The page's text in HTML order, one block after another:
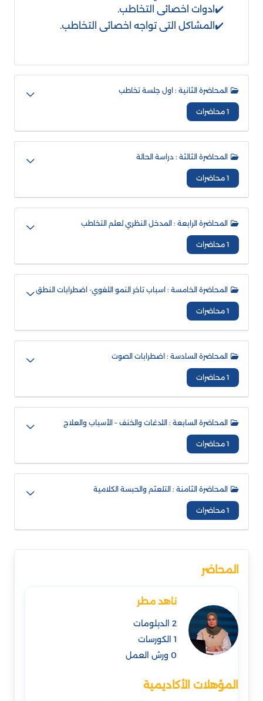
✔️ادوات اخصائى التخاطب.
✔️المشاكل التى تواجه اخصائى التخاطب.
المحاضرة الثانية : اول جلسة تخاطب
1 محاضرات
المحاضرة الثالثة : دراسة الحالة
1 محاضرات
المحاضرة الرابعة : المدخل النظري لعلم التخاطب
1 محاضرات
المحاضرة الخامسة : اسباب تاخر النمو اللغوي- اضطرابات النطق
1 محاضرات
المحاضرة السادسة : اضطرابات الصوت
1 محاضرات
المحاضرة السابعة : اللدغات والخنف – الأسباب والعلاج
1 محاضرات
المحاضرة الثامنة : التلعثم والحبسة الكلامية
1 محاضرات
المحاضر
ناهد مطر
2 الدبلومات
1 الكورسات
0 ورش العمل
المؤهلات الأكاديمية